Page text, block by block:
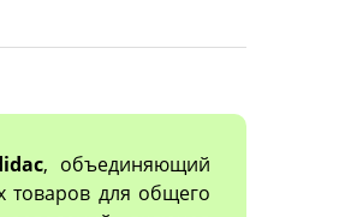
, объединяющий
товаров для общего